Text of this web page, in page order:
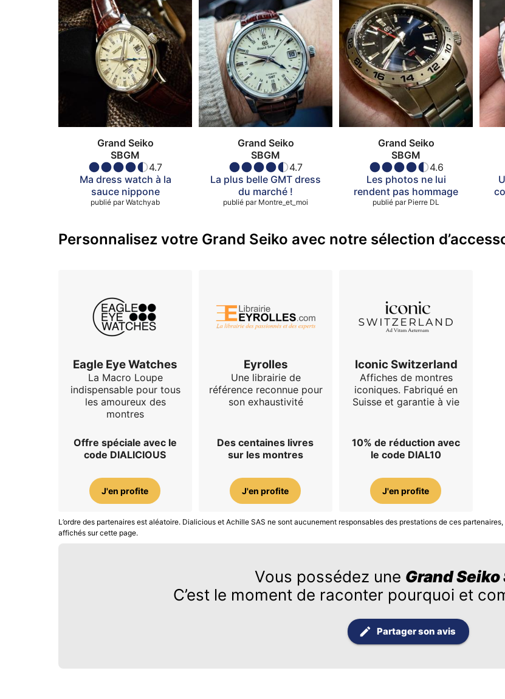
Grand Seiko
SBGM
4.7
Ma dress watch à la
sauce nippone
publié par Watchyab
Grand Seiko
SBGM
4.7
La plus belle GMT dress
du marché !
publié par Montre_et_moi
Grand Seiko
SBGM
4.6
Les photos ne lui
rendent pas hommage
publié par Pierre DL
Personnalisez votre Grand Seiko avec notre sélection
Eagle Eye Watches
La Macro Loupe
indispensable pour tous
les amoureux des
montres
Offre spéciale avec le
code DIALICIOUS
J'en profite
Eyrolles
Une librairie de
référence reconnue pour
son exhaustivité
Des centaines livres
sur les montres
J'en profite
Iconic Switzerland
Affiches de montres
iconiques. Fabriqué en
Suisse et garantie à vie
10% de réduction avec
le code DIAL10
J'en profite
L’ordre des partenaires est aléatoire. Dialicious et Achille SAS ne sont aucunement responsables des prestations de ces
affichés sur cette page.
Vous possédez une Grand Seiko
C’est le moment de raconter pourquoi et
Partager son avis